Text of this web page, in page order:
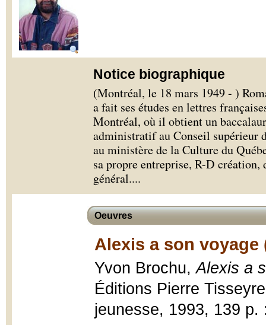
Notice biographique
(Montréal, le 18 mars 1949 - )
a fait ses études en lettres
Montréal, où il obtient un
administratif au Conseil supérieur
au ministère de la Culture du
sa propre entreprise, R-D
général....
Oeuvres
Alexis a son voyage
Yvon Brochu,Alexis a
Éditions Pierre
jeunesse, 1993, 139 p.